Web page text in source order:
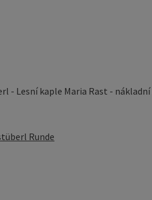
- Lesní kaple Maria Rast -
Runde